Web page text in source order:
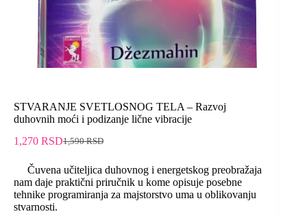
STVARANJE SVETLOSNOG TELA – Razvoj
duhovnih moći i podizanje lične vibracije
1,590RSD
1,270 RSD
Čuvena učiteljica duhovnog i energetskog preobražaja
nam daje praktični priručnik u kome opisuje posebne
tehnike programiranja za majstorstvo uma u oblikovanju
stvarnosti.